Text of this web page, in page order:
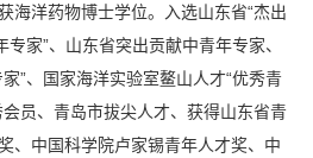
海洋药物博士学位。入选山东省“杰出
家”、山东省突出贡献中青年专家、
”、国家海洋实验室鳌山人才“优秀青
员、青岛市拔尖人才、获得山东省青
、中国科学院卢家锡青年人才奖、中